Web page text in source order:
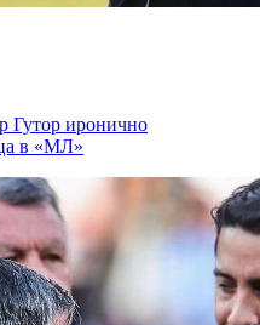
Гутор иронично
в «МЛ»